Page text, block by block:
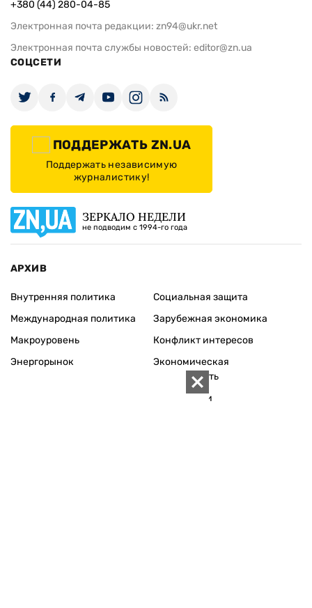
+380 (44) 280-04-85
Электронная почта редакции: zn94@ukr.net
Электронная почта службы новостей: editor@zn.ua
СОЦСЕТИ
ПОДДЕРЖАТЬ ZN.UA
Поддержать независимую
журналистику!
ЗЕРКАЛО НЕДЕЛИ
не подводим с 1994-го года
АРХИВ
Внутренняя политика
Международная политика
Макроуровень
Энергорынок
Социальная защита
Зарубежная экономика
Конфликт интересов
Экономическая
безопасность
Персоналии